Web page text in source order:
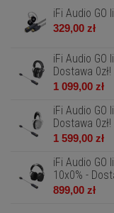
iFi Audio GO
329,00 zł
iFi Audio GO
Dostawa 0zł!
1 099,00 zł
iFi Audio GO
Dostawa 0zł!
1 599,00 zł
iFi Audio GO
10x0% -
899,00 zł